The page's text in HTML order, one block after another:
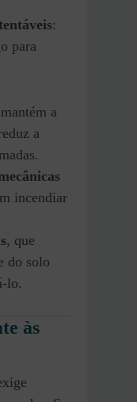
:
para
a
a
incendiar
, que
do solo
lo.
às